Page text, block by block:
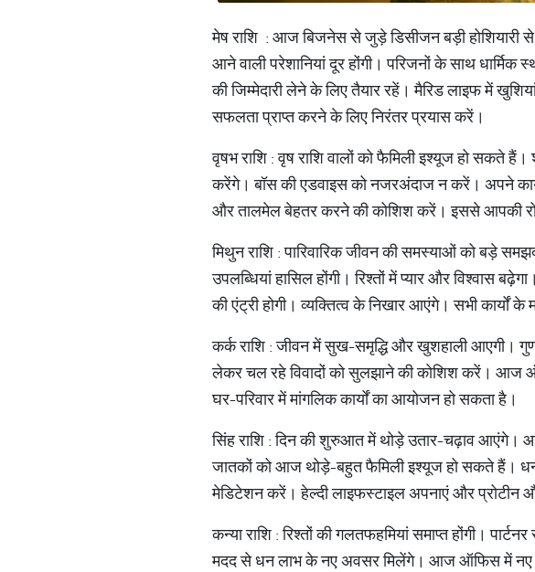
मेष राशि : आज बिजनेस से जुड़े डिसीजन बड़ी
आने वाली परेशानियां दूर होंगी। परिजनों के साथ
की जिम्मेदारी लेने के लिए तैयार रहें। मैरिड लाइफ में
सफलता प्राप्त करने के लिए निरंतर प्रयास करें।
वृषभ राशि : वृष राशि वालों को फैमिली इश्यूज हो सकते
करेंगे। बॉस की एडवाइस को नजरअंदाज न करें। अपने
और तालमेल बेहतर करने की कोशिश करें। इससे आपकी
मिथुन राशि : पारिवारिक जीवन की समस्याओं को बड़े
उपलब्धियां हासिल होंगी। रिश्तों में प्यार और विश्वास
की एंट्री होगी। व्यक्तित्व के निखार आएंगे। सभी कार्यों
कर्क राशि : जीवन में सुख-समृद्धि और खुशहाली आएगी।
लेकर चल रहे विवादों को सुलझाने की कोशिश करें। आज
घर-परिवार में मांगलिक कार्यों का आयोजन हो सकता है।
सिंह राशि : दिन की शुरुआत में थोड़े उतार-चढ़ाव
जातकों को आज थोड़े-बहुत फैमिली इश्यूज हो सकते हैं।
मेडिटेशन करें। हेल्दी लाइफस्टाइल अपनाएं और
कन्या राशि : रिश्तों की गलतफहमियां समाप्त होंगी।
मदद से धन लाभ के नए अवसर मिलेंगे। आज ऑफिस में नए